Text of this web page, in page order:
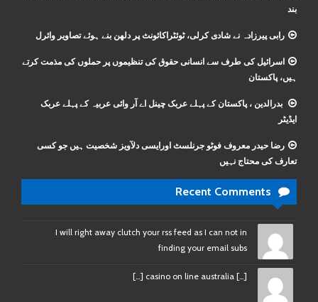
بند
رابی پیرزادہ نے شادی کرلی، ٹوئٹراکائونٹ پر دلھن بنے ہوئے تصاویر وائرل
اسرائیل کی طرف سے انسانی حقوق کی تنظیموں پر حملوں کی مذمت کرتے
ہیں، پاکستان
بدرالدین ، پاکستان کے پہلے عربک چینل اے آر وائی عربیہ کے پہلے عربک
ایڈیٹر
رضا حیدر معروف فوٹو جرنلسٹ اورایسی دلآویز شخصیت ہیں جو کسی
تعارف کی محتاج نہیں
Recent Comments
I will right away clutch your rss feed as I can not in
finding your email subs
[…] casino on line australia […]